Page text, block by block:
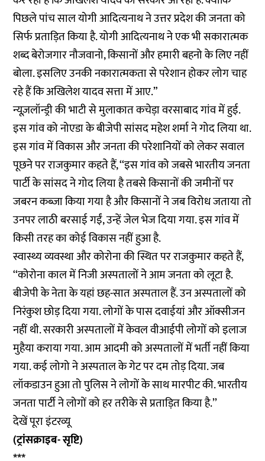
पिछले पांच साल योगी आदित्यनाथ ने उत्तर प्रदेश की जनता को
सिर्फ प्रताड़ित किया है. योगी आदित्यनाथ ने एक भी सकारात्मक
शब्द बेरोजगार नौजवानो, किसानों और हमारी बहनो के लिए नहीं
बोला. इसलिए उनकी नकारात्मकता से परेशान होकर लोग चाह
रहे हैं कि अखिलेश यादव सत्ता में आए.”
न्यूज़लॉन्ड्री की भाटी से मुलाकात कचेड़ा वरसाबाद गांव में हुई.
इस गांव को नोएडा के बीजेपी सांसद महेश शर्मा ने गोद लिया था.
इस गांव में विकास और जनता की परेशानियों को लेकर सवाल
पूछने पर राजकुमार कहते हैं, ‘‘इस गांव को जबसे भारतीय जनता
पार्टी के सांसद ने गोद लिया है तबसे किसानों की जमीनों पर
जबरन कब्जा किया गया है और किसानों ने जब विरोध जताया तो
उनपर लाठी बरसाई गईं, उन्हें जेल भेज दिया गया. इस गांव में
किसी तरह का कोई विकास नहीं हुआ है.
स्वास्थ्य व्यवस्था और कोरोना की स्थित पर राजकुमार कहते हैं,
‘‘कोरोना काल में निजी अस्पतालों ने आम जनता को लूटा है.
बीजेपी के नेता के यहां छह-सात अस्पताल हैं. उन अस्पतालों को
निरंकुश छोड़ दिया गया. लोगों के पास दवाईयां और ऑक्सीजन
नहीं थी. सरकारी अस्पतालों में केवल वीआईपी लोगों को इलाज
मुहैया कराया गया. आम आदमी को अस्पतालों में भर्ती नहीं किया
गया. कई लोगो ने अस्पताल के गेट पर दम तोड़ दिया. जब
लॉकडाउन हुआ तो पुलिस ने लोगों के साथ मारपीट की. भारतीय
जनता पार्टी ने लोगों को हर तरीके से प्रताड़ित किया है.’’
देखें पूरा इंटरव्यू
(ट्रांसक्राइब- सृष्टि)